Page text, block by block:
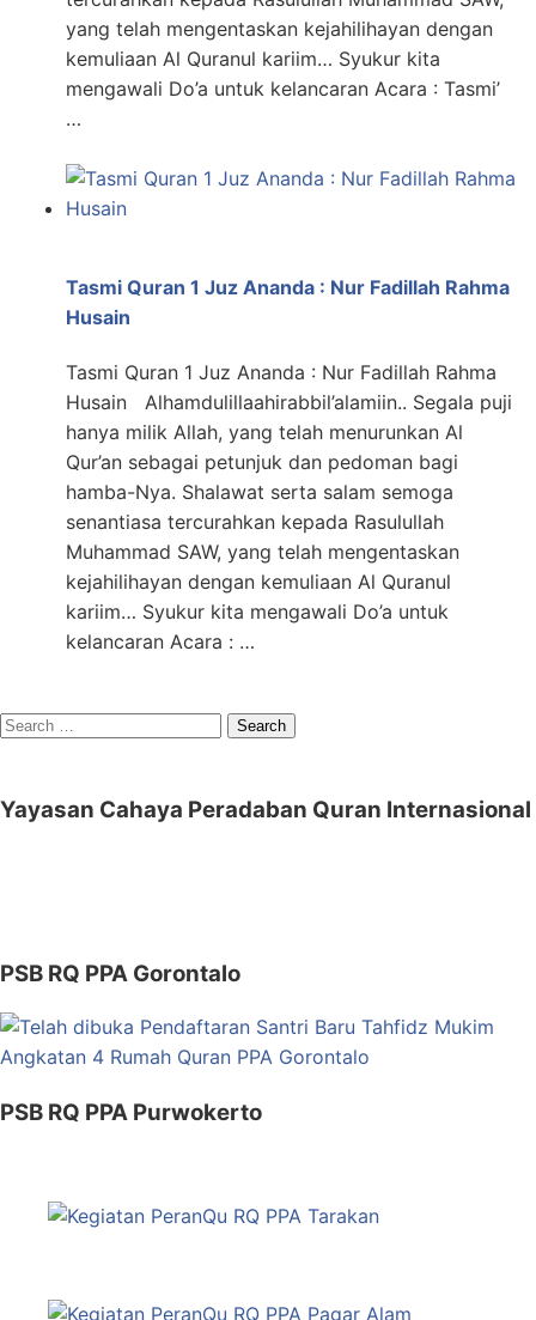
yang telah mengentaskan kejahilihayan dengan
kemuliaan Al Quranul kariim… Syukur kita
mengawali Do’a untuk kelancaran Acara : Tasmi’
…
Tasmi Quran 1 Juz Ananda : Nur Fadillah Rahma
Husain
Tasmi Quran 1 Juz Ananda : Nur Fadillah Rahma
Husain Alhamdulillaahirabbil’alamiin.. Segala puji
hanya milik Allah, yang telah menurunkan Al
Qur’an sebagai petunjuk dan pedoman bagi
hamba-Nya. Shalawat serta salam semoga
senantiasa tercurahkan kepada Rasulullah
Muhammad SAW, yang telah mengentaskan
kejahilihayan dengan kemuliaan Al Quranul
kariim… Syukur kita mengawali Do’a untuk
kelancaran Acara : …
Search
Yayasan Cahaya Peradaban Quran Internasional
PSB RQ PPA Gorontalo
PSB RQ PPA Purwokerto